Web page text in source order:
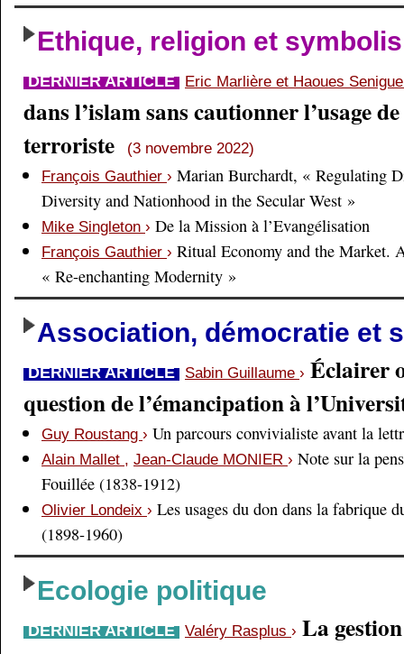
Ethique, religion et
DERNIER ARTICLE Eric Marlière et Haoues
dans l’islam sans cautionner l’usage
terroriste
(3 novembre 2022)
François Gauthier › Marian Burchardt, « Regulating
Diversity and Nationhood in the Secular West »
Mike Singleton › De la Mission à l’Evangélisation
François Gauthier › Ritual Economy and the Market.
« Re-enchanting Modernity »
Association, démocratie et
DERNIER ARTICLE Sabin Guillaume › Éclairer
question de l’émancipation à
Guy Roustang › Un parcours convivialiste avant la
Alain Mallet , Jean-Claude MONIER › Note sur la
Fouillée (1838-1912)
Olivier Londeix › Les usages du don dans la fabrique
(1898-1960)
Ecologie politique
DERNIER ARTICLE Valéry Rasplus › La